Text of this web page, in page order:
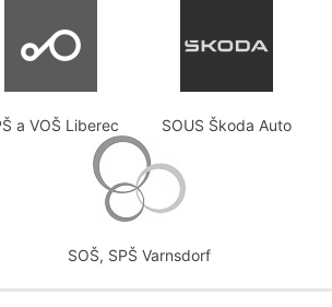
a VOŠ Liberec SOUS Škoda Auto
SOŠ, SPŠ Varnsdorf